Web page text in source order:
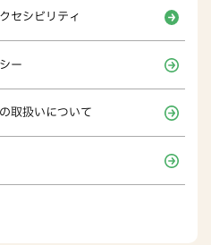
セシビリティ
ー
取扱いについて